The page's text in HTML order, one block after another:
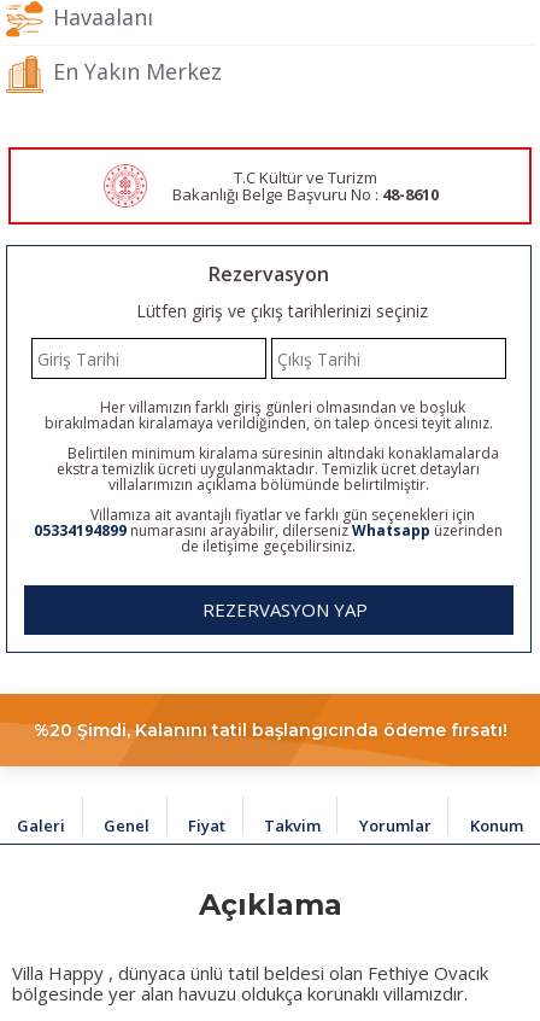
Havaalanı
En Yakın Merkez
T.C Kültür ve Turizm
Bakanlığı Belge Başvuru No : 48-8610
Rezervasyon
Lütfen giriş ve çıkış tarihlerinizi seçiniz
Her villamızın farklı giriş günleri olmasından ve boşluk
bırakılmadan kiralamaya verildiğinden, ön talep öncesi teyit alınız.
Belirtilen minimum kiralama süresinin altındaki konaklamalarda
ekstra temizlik ücreti uygulanmaktadır. Temizlik ücret detayları
villalarımızın açıklama bölümünde belirtilmiştir.
Villamıza ait avantajlı fiyatlar ve farklı gün seçenekleri için
05334194899 numarasını arayabilir, dilersenizWhatsapp üzerinden
de iletişime geçebilirsiniz.
REZERVASYON YAP
%20 Şimdi, Kalanını tatil başlangıcında ödeme fırsatı!
Galeri Genel Fiyat Takvim Yorumlar Konum
Açıklama
Villa Happy , dünyaca ünlü tatil beldesi olan Fethiye Ovacık
bölgesinde yer alan havuzu oldukça korunaklı villamızdır.